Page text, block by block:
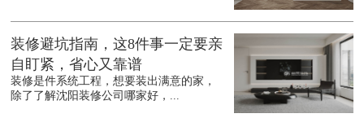
装修避坑指南，这8件事一定要亲
自盯紧，省心又靠谱
装修是件系统工程，想要装出满意的家，
除了了解沈阳装修公司哪家好，...